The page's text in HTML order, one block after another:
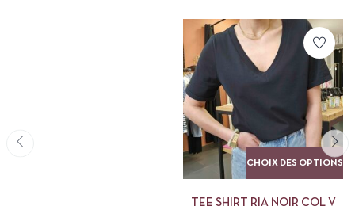
CHOIX DES OPTIONS
TEE SHIRT RIA NOIR COL V